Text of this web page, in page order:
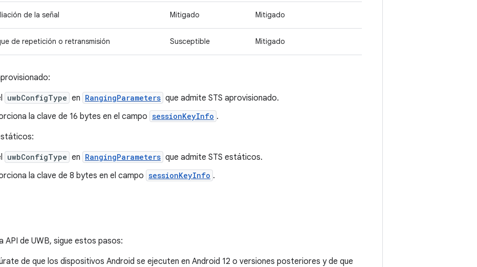
de la señal Mitigado Mitigado
de repetición o retransmisión Susceptible Mitigado
uwbConfigType en RangingParameters que admite STS aprovisionado.
la clave de 16 bytes en el campo sessionKeyInfo .
uwbConfigType en RangingParameters que admite STS estáticos.
la clave de 8 bytes en el campo sessionKeyInfo .
API de UWB, sigue estos pasos:
de que los dispositivos Android se ejecuten en Android 12 o versiones posteriores y de que